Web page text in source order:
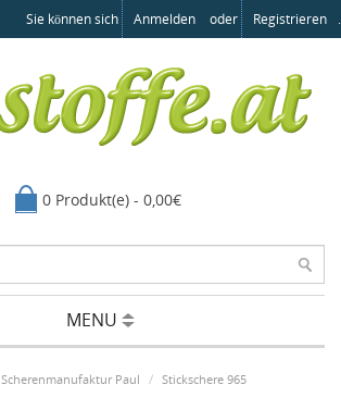
Sie können sich Anmelden oder Registrieren .
0 Produkt(e) - 0,00€
MENU
Scherenmanufaktur Paul Stickschere 965